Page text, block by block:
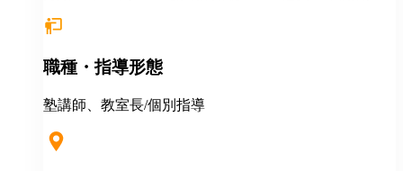
経験・年齢等を考慮し、決定いたします。面接時にぜ
400万円（賞与、各種手当込み） ※上記は固定残業代
は、給与規定に基づき計算。 ※固定残業代は残業がな
室長の給与平均：月給33.1万円（2025年実績） ◆賞与
職種・指導形態
塾講師、教室長/個別指導